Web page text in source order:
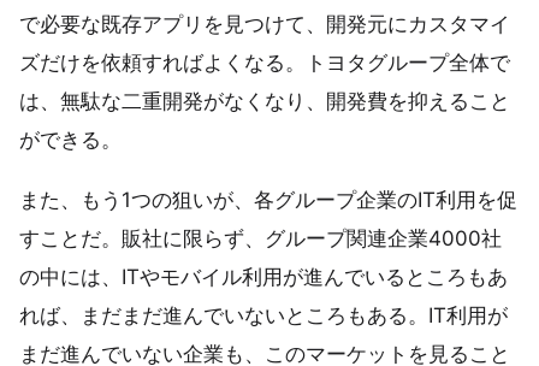
で必要な既存アプリを見つけて、開発元にカスタマイ
ズだけを依頼すればよくなる。トヨタグループ全体で
は、無駄な二重開発がなくなり、開発費を抑えること
ができる。
また、もう1つの狙いが、各グループ企業のIT利用を促
すことだ。販社に限らず、グループ関連企業4000社
の中には、ITやモバイル利用が進んでいるところもあ
れば、まだまだ進んでいないところもある。IT利用が
まだ進んでいない企業も、このマーケットを見ること